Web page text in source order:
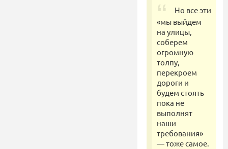
Но все эти
«мы выйдем
на улицы,
соберем
огромную
толпу,
перекроем
дороги и
будем стоять
пока не
выполнят
наши
требования»
— тоже самое.